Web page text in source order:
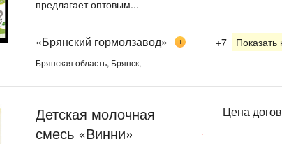
предлагает оптовым...
«Брянский гормолзавод» 1
Брянская область, Брянск,
+7
Детская молочная
смесь «Винни»
Цена